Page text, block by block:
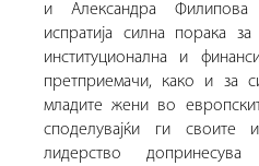
и Александра
испратија силна порака
институционална и
претприемачи, како и за
младите жени во
споделувајќи ги своите
лидерство